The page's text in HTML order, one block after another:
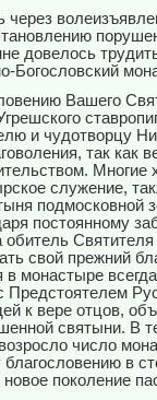
через
довелось
Богословский
Вашего
c
и чудотворцу
так как
служение,
подмосковной
постоянному
свой прежний
в монастыре
Предстоятелем
к вере отцов,
святыни. В
число
в
поколение